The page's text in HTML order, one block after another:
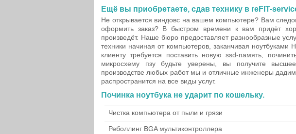
Ещё вы приобретаете, сдав технику в reFIT-
Не открывается виндовс на вашем компьютере? Вам
оформить заказ? В быстром времени к вам придёт
произведёт. Наше бюро предоставляет разнообразные
техники начиная от компьютеров, заканчивая
клиенту требуется поставить новую ssd-память,
микросхему пзу будьте уверены, вы получите
производстве любых работ мы и отличные инженеры
распространится на все виды услуг.
Починка ноутбука не ударит по кошельку.
Чистка компьютера от пыли и грязи
Реболлинг BGA мультиконтроллера